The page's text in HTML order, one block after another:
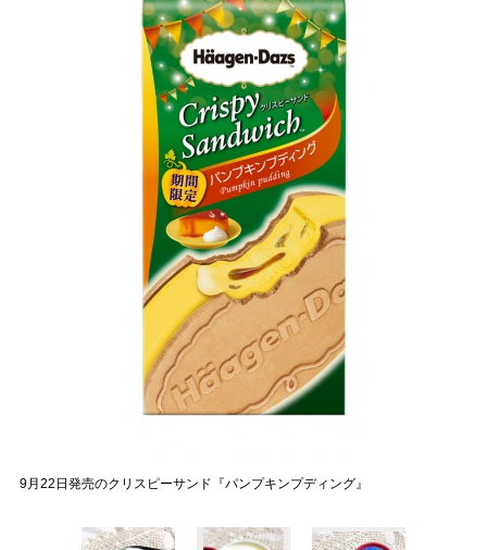
9月22日発売のクリスピーサンド『パンプキンプディング』